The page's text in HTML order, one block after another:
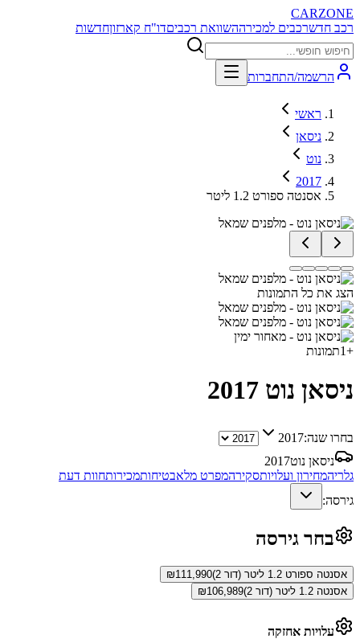
CARZONE
רכב חדשרכבים למכירההשוואת רכביםדו"ח קארזוןחדשות
הרשמה/התחברות
ראשי
ניסאן
נוט
2017
אסנטה ספורט 1.2 ליטר
הצג את כל התמונות
+
1תמונות
ניסאן נוט 2017
בחרו שנה:2017
ניסאן נוט2017
גלריהמחירון ועלויותסקירהמפרט מלאבטיחותמכירותחוות דעת
גירסה:
בחר גירסה
אסנטה ספורט 1.2 ליטר (דור 2) ₪111,990
אסנטה 1.2 ליטר (דור 2)
₪106,989
עלויות אחזקה